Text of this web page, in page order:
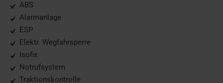
ABS
Alarmanlage
ESP
Elektr. Wegfahrsperre
Isofix
Notrufsystem
Traktionskontrolle